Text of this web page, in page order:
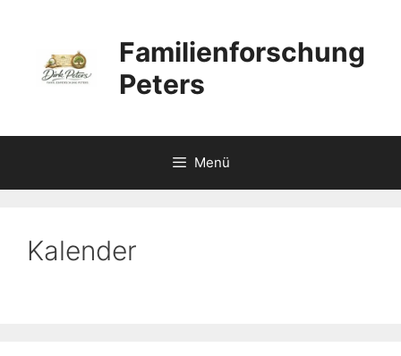
springen
Familienforschung
Peters
Menü
Kalender